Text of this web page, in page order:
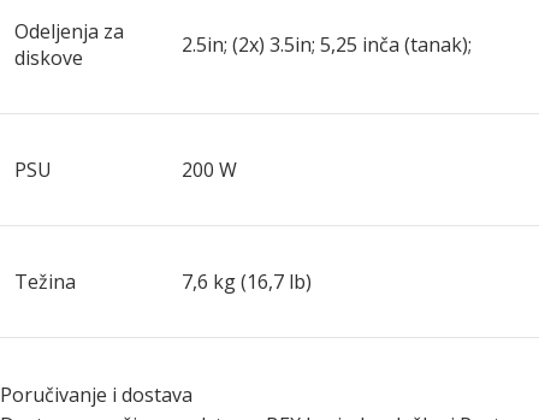
Odeljenja za
diskove
2.5in; (2x) 3.5in; 5,25 inča (tanak);
PSU 200 W
Težina 7,6 kg (16,7 lb)
Poručivanje i dostava